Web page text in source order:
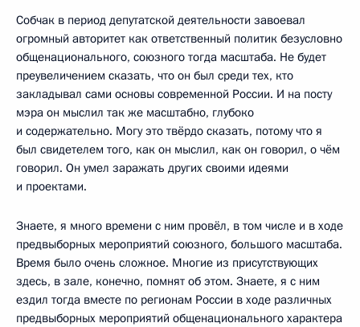
Собчак в период депутатской деятельности завоевал
огромный авторитет как ответственный политик безусловно
общенационального, союзного тогда масштаба. Не будет
преувеличением сказать, что он был среди тех, кто
закладывал сами основы современной России. И на посту
мэра он мыслил так же масштабно, глубоко
и содержательно. Могу это твёрдо сказать, потому что я
был свидетелем того, как он мыслил, как он говорил, о чём
говорил. Он умел заражать других своими идеями
и проектами.
Знаете, я много времени с ним провёл, в том числе и в ходе
предвыборных мероприятий союзного, большого масштаба.
Время было очень сложное. Многие из присутствующих
здесь, в зале, конечно, помнят об этом. Знаете, я с ним
ездил тогда вместе по регионам России в ходе различных
предвыборных мероприятий общенационального характера